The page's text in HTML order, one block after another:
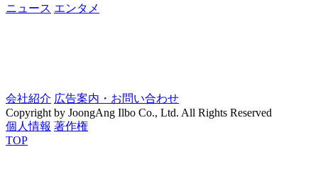
ニュース エンタメ
会社紹介 広告案内・お問い合わせ
Copyright by JoongAng Ilbo Co., Ltd. All Rights Reserved
個人情報 著作権
TOP